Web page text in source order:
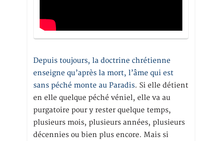
Depuis toujours, la doctrine chrétienne
enseigne qu’après la mort, l’âme qui est
sans péché monte au Paradis. Si elle détient
en elle quelque péché véniel, elle va au
purgatoire pour y rester quelque temps,
plusieurs mois, plusieurs années, plusieurs
décennies ou bien plus encore. Mais si